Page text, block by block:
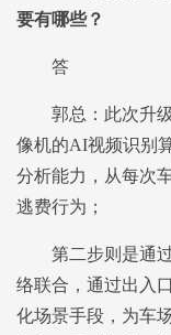
要有哪些？
答
郭总：此次升级
像机的AI视频识别
分析能力，从每次
逃费行为；
第二步则是通过
络联合，通过出入
化场景手段，为车